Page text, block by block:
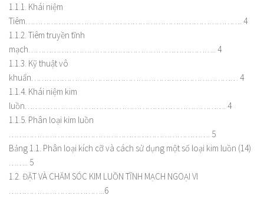
1.1.1. Khái niệm
Tiêm…………………………………………………………………………. 4
1.1.2. Tiêm truyền tĩnh
mạch……………………………………………………………….. 4
1.1.3. Kỹ thuật vô
khuẩn……………………………………………………………………… 4
1.1.4. Khái niệm kim
luồn……………………………………………………………………. 4
1.1.5. Phân loại kim luồn
……………………………………………………………………. 5
Bảng 1.1. Phân loại kích cỡ và cách sử dụng một số loại kim luồn (14)
…….. 5
1.2. ĐẶT VÀ CHĂM SÓC KIM LUỒN TĨNH MẠCH NGOẠI VI
………………………………..6